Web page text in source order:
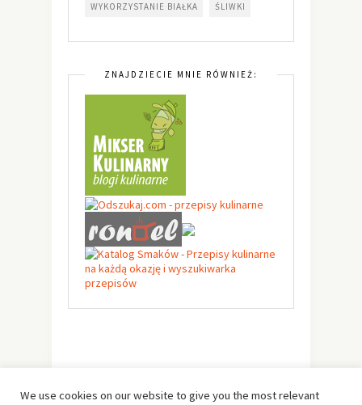
WYKORZYSTANIE BIAŁKA ŚLIWKI
ZNAJDZIECIE MNIE RÓWNIEŻ:
We use cookies on our website to give you the most relevant